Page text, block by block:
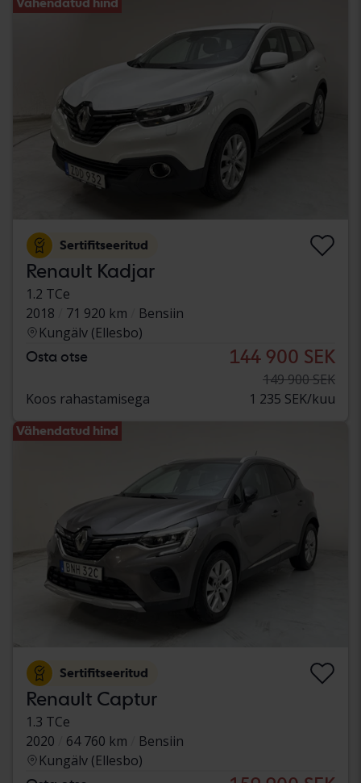
Vähendatud hind
Sertifitseeritud
Renault Kadjar
1.2 TCe
2018
71 920 km
Bensiin
Kungälv (Ellesbo)
Osta otse 144 900 SEK
149 900 SEK
Koos rahastamisega
1 235 SEK/kuu
Vähendatud hind
Sertifitseeritud
Renault Captur
1.3 TCe
2020
64 760 km
Bensiin
Kungälv (Ellesbo)